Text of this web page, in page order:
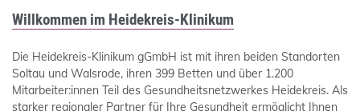
Willkommen im Heidekreis-Klinikum
Die Heidekreis-Klinikum gGmbH ist mit ihren beiden Standorten
Soltau und Walsrode, ihren 399 Betten und über 1.200
Mitarbeiter:innen Teil des Gesundheitsnetzwerkes Heidekreis. Als
starker regionaler Partner für Ihre Gesundheit ermöglicht Ihnen